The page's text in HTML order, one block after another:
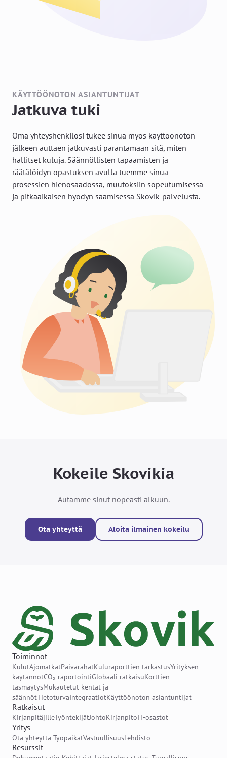
KÄYTTÖÖNOTON ASIANTUNTIJAT
Jatkuva tuki
Oma yhteyshenkilösi tukee sinua myös käyttöönoton
jälkeen auttaen jatkuvasti parantamaan sitä, miten
hallitset kuluja. Säännöllisten tapaamisten ja
räätälöidyn opastuksen avulla tuemme sinua
prosessien hienosäädössä, muutoksiin sopeutumisessa
ja pitkäaikaisen hyödyn saamisessa Skovik-palvelusta.
Kokeile Skovikia
Autamme sinut nopeasti alkuun.
Ota yhteyttä Aloita ilmainen kokeilu
Toiminnot
KulutAjomatkatPäivärahatKuluraporttien tarkastusYrityksen
käytännötCO₂-raportointiGlobaali ratkaisuKorttien
täsmäytysMukautetut kentät ja
säännötTietoturvaIntegraatiotKäyttöönoton asiantuntijat
Ratkaisut
KirjanpitäjilleTyöntekijätJohtoKirjanpitoIT-osastot
Yritys
Ota yhteyttä TyöpaikatVastuullisuusLehdistö
Resurssit